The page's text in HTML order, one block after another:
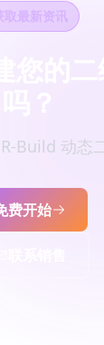
取最新资讯
Build 动态
费开始